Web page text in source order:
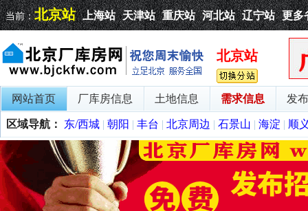
当前：北京站 上海站 天津站 重庆站 河北站 辽宁站 更多
北京站
网站首页 厂库房信息 土地信息 需求信息 发
区域导航： 东/西城 | 朝阳 | 丰台 | 北京周边 | 石景山 | 海淀 | 顺